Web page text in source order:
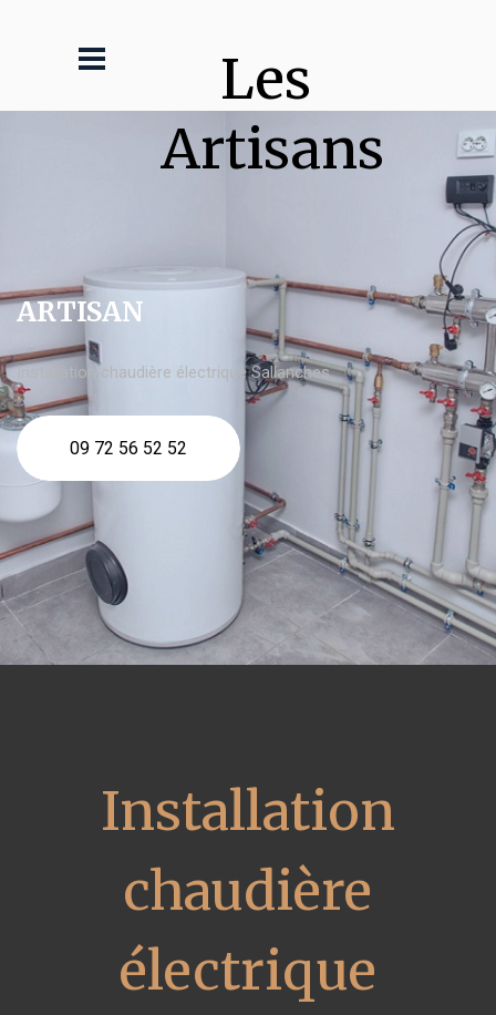
Les
Artisans
ARTISAN
Installation chaudière électrique Sallanches
09 72 56 52 52
Installation
chaudière
électrique